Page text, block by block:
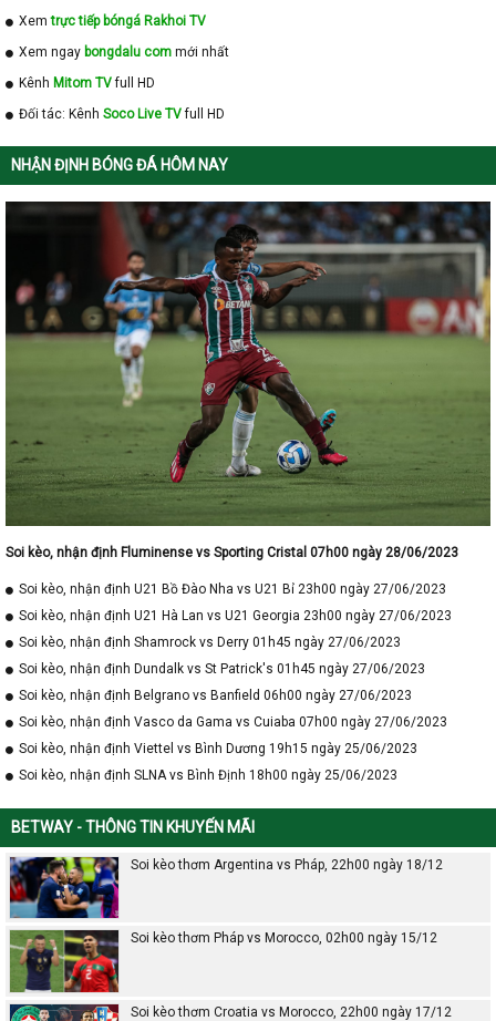
Xemtrực tiếp bóngá Rakhoi TV
Xem ngay bongdalu com mới nhất
Kênh Mitom TVfull HD
Đối tác: Kênh Soco Live TVfull HD
NHẬN ĐỊNH BÓNG ĐÁ HÔM NAY
Soi kèo, nhận định Fluminense vs Sporting Cristal 07h00 ngày 28/06/2023
Soi kèo, nhận định U21 Bồ Đào Nha vs U21 Bỉ 23h00 ngày 27/06/2023
Soi kèo, nhận định U21 Hà Lan vs U21 Georgia 23h00 ngày 27/06/2023
Soi kèo, nhận định Shamrock vs Derry 01h45 ngày 27/06/2023
Soi kèo, nhận định Dundalk vs St Patrick's 01h45 ngày 27/06/2023
Soi kèo, nhận định Belgrano vs Banfield 06h00 ngày 27/06/2023
Soi kèo, nhận định Vasco da Gama vs Cuiaba 07h00 ngày 27/06/2023
Soi kèo, nhận định Viettel vs Bình Dương 19h15 ngày 25/06/2023
Soi kèo, nhận định SLNA vs Bình Định 18h00 ngày 25/06/2023
BETWAY - THÔNG TIN KHUYẾN MÃI
Soi kèo thơm Argentina vs Pháp, 22h00 ngày 18/12
Soi kèo thơm Pháp vs Morocco, 02h00 ngày 15/12
Soi kèo thơm Croatia vs Morocco, 22h00 ngày 17/12